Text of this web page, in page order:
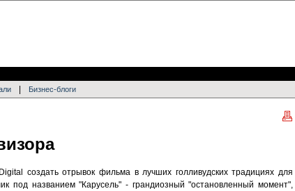
Бизнес-блоги
создать отрывок фильма в лучших голливудских традициях для
под названием "Карусель" - грандиозный "остановленный момент",